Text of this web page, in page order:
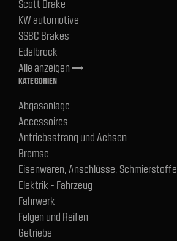
Scott Drake
KW automotive
SSBC Brakes
Edelbrock
Alle anzeigentrending_flat
KATEGORIEN
Abgasanlage
Accessoires
Antriebsstrang und Achsen
Bremse
Eisenwaren, Anschlüsse, Schmierstoffe
Elektrik - Fahrzeug
Fahrwerk
Felgen und Reifen
Getriebe